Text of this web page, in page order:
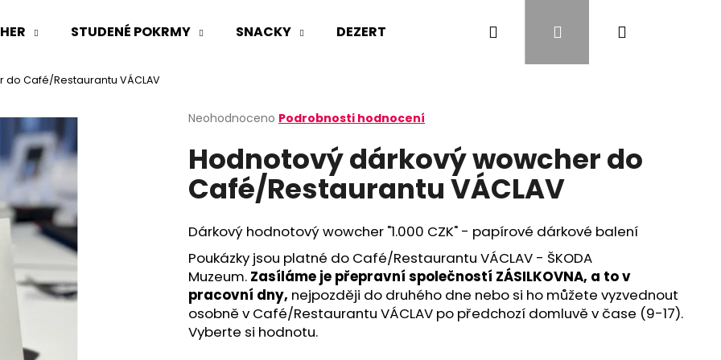
STUDENÉ POKRMY SNACKY DEZERTY OVOCE KONTAKTY
Hledat PřihlášeníNákupní
Café/Restaurantu VÁCLAV
Průměrné
produktu
je
0,0
z
hvězdiček.
Neohodnoceno Podrobnosti hodnocení
Hodnotový dárkový wowcher do
Café/Restaurantu VÁCLAV
Dárkový hodnotový wowcher "1.000 CZK" - papírové dárkové balení
Poukázky jsou platné do Café/Restaurantu VÁCLAV - ŠKODA
Muzeum. Zasíláme je přepravní společností ZÁSILKOVNA, a to v
pracovní dny, nejpozději do druhého dne nebo si ho můžete vyzvednout
osobně v Café/Restaurantu VÁCLAV po předchozí domluvě v čase (9-17).
Vyberte si hodnotu.
Co potřebujete najít?
HLEDAT